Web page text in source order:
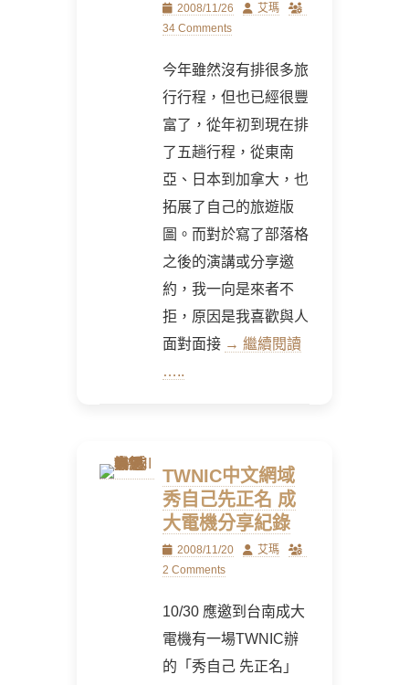
Posted
on
2008/11/26 Author
艾瑪
34 Comments
今年雖然沒有排很多旅
行行程，但也已經很豐
富了，從年初到現在排
了五趟行程，從東南
亞、日本到加拿大，也
拓展了自己的旅遊版
圖。而對於寫了部落格
之後的演講或分享邀
約，我一向是來者不
拒，原因是我喜歡與人
面對面接 → 繼續閱讀
…..
TWNIC中文網域
秀自己先正名 成
大電機分享紀錄
Posted
on
2008/11/20 Author
艾瑪
2 Comments
10/30 應邀到台南成大
電機有一場TWNIC辦
的「秀自己 先正名」